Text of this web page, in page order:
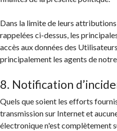
Dans la limite de leurs
rappelées ci-dessus, les
accès aux données des
principalement les agents de
8. Notification
Quels que soient les efforts
transmission sur Internet et
électronique n'est complètement